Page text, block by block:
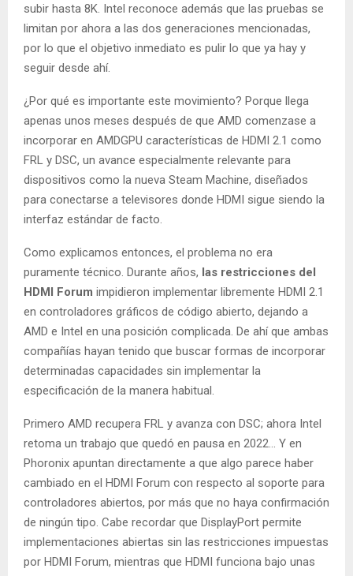
subir hasta 8K. Intel reconoce además que las pruebas se
limitan por ahora a las dos generaciones mencionadas,
por lo que el objetivo inmediato es pulir lo que ya hay y
seguir desde ahí.
¿Por qué es importante este movimiento? Porque llega
apenas unos meses después de que AMD comenzase a
incorporar en AMDGPU características de HDMI 2.1 como
FRL y DSC, un avance especialmente relevante para
dispositivos como la nueva Steam Machine, diseñados
para conectarse a televisores donde HDMI sigue siendo la
interfaz estándar de facto.
Como explicamos entonces, el problema no era
puramente técnico. Durante años, las restricciones del
HDMI Forum impidieron implementar libremente HDMI 2.1
en controladores gráficos de código abierto, dejando a
AMD e Intel en una posición complicada. De ahí que ambas
compañías hayan tenido que buscar formas de incorporar
determinadas capacidades sin implementar la
especificación de la manera habitual.
Primero AMD recupera FRL y avanza con DSC; ahora Intel
retoma un trabajo que quedó en pausa en 2022… Y en
Phoronix apuntan directamente a que algo parece haber
cambiado en el HDMI Forum con respecto al soporte para
controladores abiertos, por más que no haya confirmación
de ningún tipo. Cabe recordar que DisplayPort permite
implementaciones abiertas sin las restricciones impuestas
por HDMI Forum, mientras que HDMI funciona bajo unas